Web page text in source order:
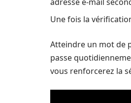
Une fois la
Atteindre un mot de
passe
vous renforcerez la